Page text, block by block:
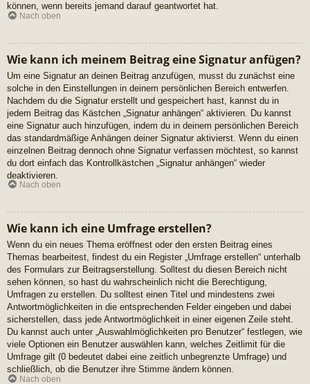
können, wenn bereits jemand darauf geantwortet hat.
Nach oben
Wie kann ich meinem Beitrag eine Signatur anfügen?
Um eine Signatur an deinen Beitrag anzufügen, musst du zunächst eine
solche in den Einstellungen in deinem persönlichen Bereich entwerfen.
Nachdem du die Signatur erstellt und gespeichert hast, kannst du in
jedem Beitrag das Kästchen „Signatur anhängen“ aktivieren. Du kannst
eine Signatur auch hinzufügen, indem du in deinem persönlichen Bereich
das standardmäßige Anhängen deiner Signatur aktivierst. Wenn du einen
einzelnen Beitrag dennoch ohne Signatur verfassen möchtest, so kannst
du dort einfach das Kontrollkästchen „Signatur anhängen“ wieder
deaktivieren.
Nach oben
Wie kann ich eine Umfrage erstellen?
Wenn du ein neues Thema eröffnest oder den ersten Beitrag eines
Themas bearbeitest, findest du ein Register „Umfrage erstellen“ unterhalb
des Formulars zur Beitragserstellung. Solltest du diesen Bereich nicht
sehen können, so hast du wahrscheinlich nicht die Berechtigung,
Umfragen zu erstellen. Du solltest einen Titel und mindestens zwei
Antwortmöglichkeiten in die entsprechenden Felder eingeben und dabei
sicherstellen, dass jede Antwortmöglichkeit in einer eigenen Zeile steht.
Du kannst auch unter „Auswahlmöglichkeiten pro Benutzer“ festlegen, wie
viele Optionen ein Benutzer auswählen kann, welches Zeitlimit für die
Umfrage gilt (0 bedeutet dabei eine zeitlich unbegrenzte Umfrage) und
schließlich, ob die Benutzer ihre Stimme ändern können.
Nach oben